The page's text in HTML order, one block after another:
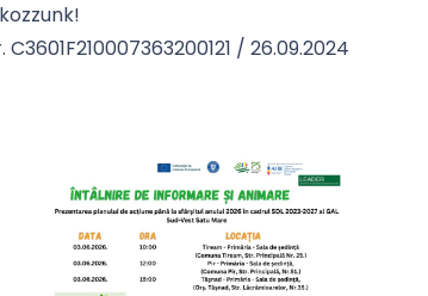
/ 26.09.2024